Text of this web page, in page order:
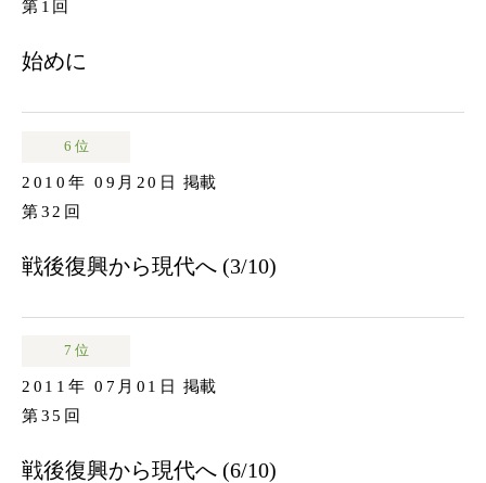
第1回
始めに
6 位
2010年 09月20日 掲載
第32回
戦後復興から現代へ (3/10)
7 位
2011年 07月01日
掲載
第35回
戦後復興から現代へ (6/10)